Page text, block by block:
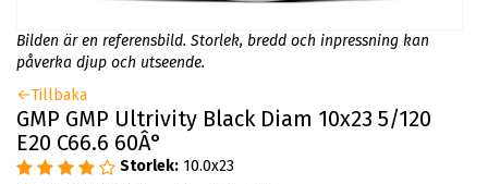
Bilden är en referensbild. Storlek, bredd och inpressning kan
påverka djup och utseende.
Tillbaka
GMP GMP Ultrivity Black Diam 10x23 5/120
E20 C66.6 60Â°
Storlek: 10.0x23